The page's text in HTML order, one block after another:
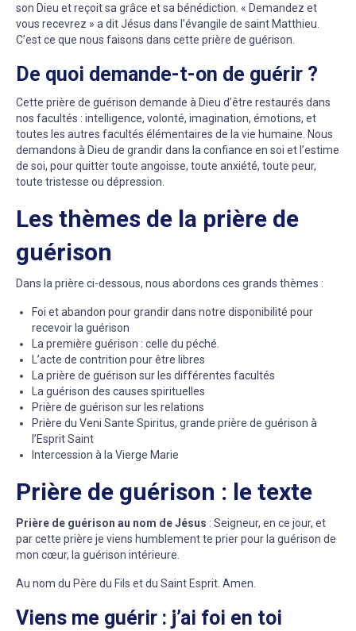
son Dieu et reçoit sa grâce et sa bénédiction. « Demandez et
vous recevrez » a dit Jésus dans l’évangile de saint Matthieu.
C’est ce que nous faisons dans cette prière de guérison.
De quoi demande-t-on de guérir ?
Cette prière de guérison demande à Dieu d’être restaurés dans
nos facultés : intelligence, volonté, imagination, émotions, et
toutes les autres facultés élémentaires de la vie humaine. Nous
demandons à Dieu de grandir dans la confiance en soi et l’estime
de soi, pour quitter toute angoisse, toute anxiété, toute peur,
toute tristesse ou dépression.
Les thèmes de la prière de
guérison
Dans la prière ci-dessous, nous abordons ces grands thèmes :
Foi et abandon pour grandir dans notre disponibilité pour
recevoir la guérison
La première guérison : celle du péché.
L’acte de contrition pour être libres
La prière de guérison sur les différentes facultés
La guérison des causes spirituelles
Prière de guérison sur les relations
Prière du Veni Sante Spiritus, grande prière de guérison à
l’Esprit Saint
Intercession à la Vierge Marie
Prière de guérison : le texte
Prière de guérison au nom de Jésus : Seigneur, en ce jour, et
par cette prière je viens humblement te prier pour la guérison de
mon cœur, la guérison intérieure.
Au nom du Père du Fils et du Saint Esprit. Amen.
Viens me guérir : j’ai foi en toi